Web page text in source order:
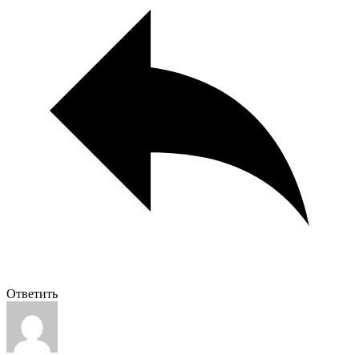
Ответить